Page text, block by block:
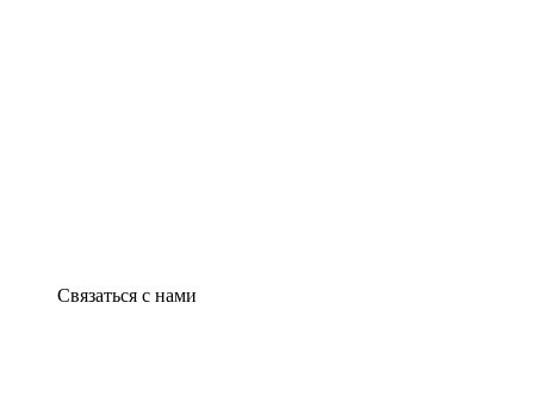
Связаться с нами